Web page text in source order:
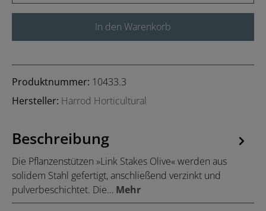
In den Warenkorb
Produktnummer: 10433.3
Hersteller: Harrod Horticultural
Beschreibung
Die Pflanzenstützen »Link Stakes Olive« werden aus
solidem Stahl gefertigt, anschließend verzinkt und
pulverbeschichtet. Die… Mehr